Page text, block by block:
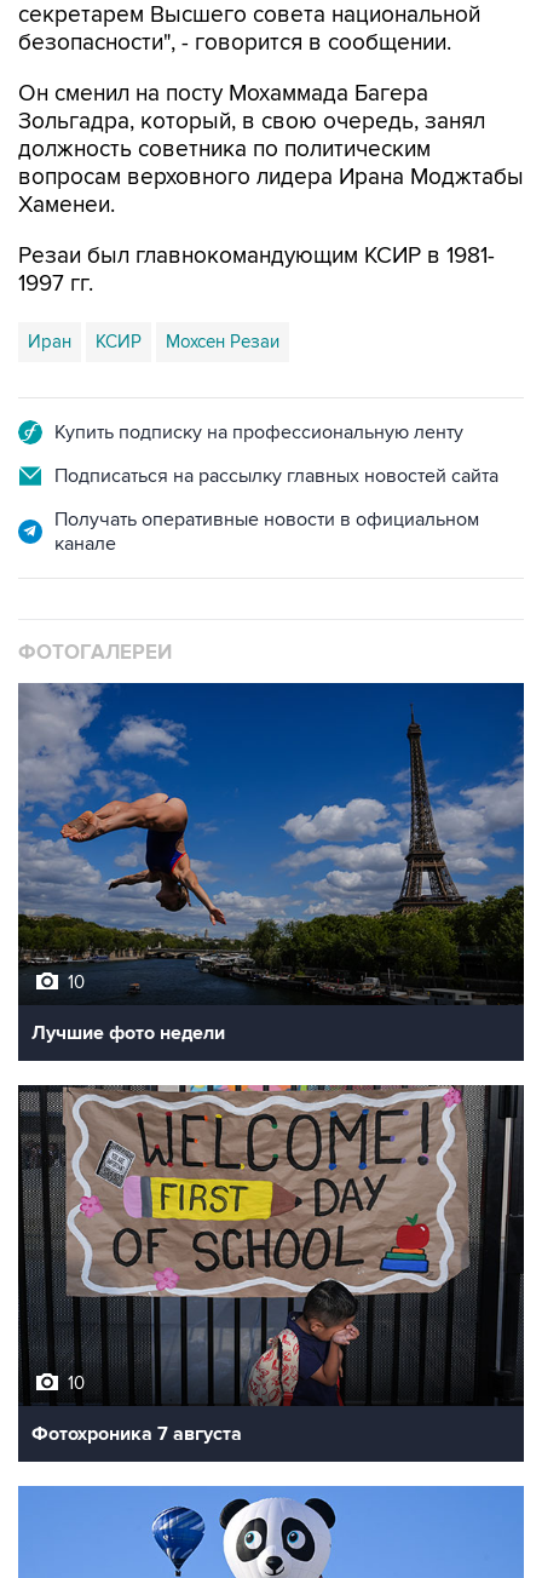
Он сменил на посту Мохаммада Багера
должность советника по политическим
вопросам верховного лидера Ирана Моджтабы
Хаменеи.
Резаи был главнокомандующим КСИР в 1981-
Иран
Подписаться на рассылку главных новостей сайта
Получать оперативные новости в официальном
10
Лучшие фото недели
10
Фотохроника 7 августа